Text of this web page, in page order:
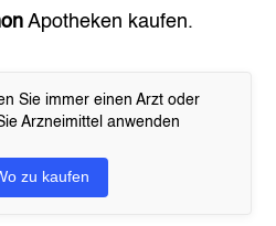
Apotheken kaufen.
Sie immer einen Arzt oder
Arzneimittel anwenden
zu kaufen